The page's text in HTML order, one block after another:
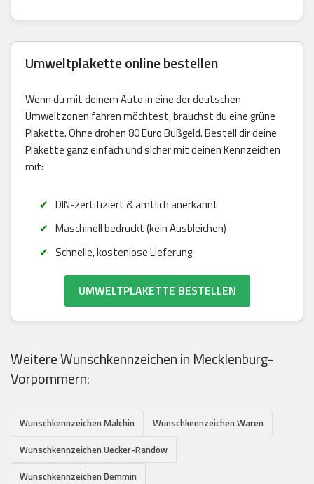
Umweltplakette online bestellen
Wenn du mit deinem Auto in eine der deutschen
Umweltzonen fahren möchtest, brauchst du eine grüne
Plakette. Ohne drohen 80 Euro Bußgeld. Bestell dir deine
Plakette ganz einfach und sicher mit deinen Kennzeichen
mit:
DIN-zertifiziert & amtlich anerkannt
Maschinell bedruckt (kein Ausbleichen)
Schnelle, kostenlose Lieferung
UMWELTPLAKETTE BESTELLEN
Weitere Wunschkennzeichen in Mecklenburg-
Vorpommern:
Wunschkennzeichen Malchin
Wunschkennzeichen Waren
Wunschkennzeichen Uecker-Randow
Wunschkennzeichen Demmin